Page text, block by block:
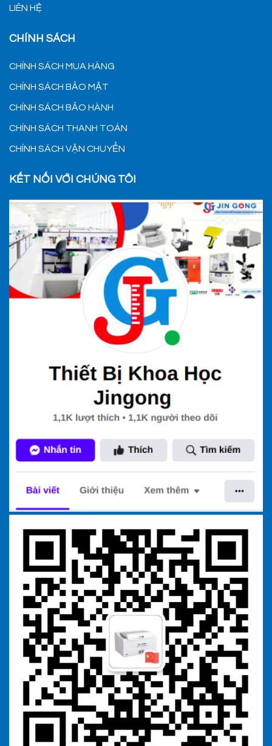
LIÊN HỆ
CHÍNH SÁCH
CHÍNH SÁCH MUA HÀNG
CHÍNH SÁCH BẢO MẬT
CHÍNH SÁCH BẢO HÀNH
CHÍNH SÁCH THANH TOÁN
CHÍNH SÁCH VẬN CHUYỂN
KẾT NỐI VỚI CHÚNG TÔI